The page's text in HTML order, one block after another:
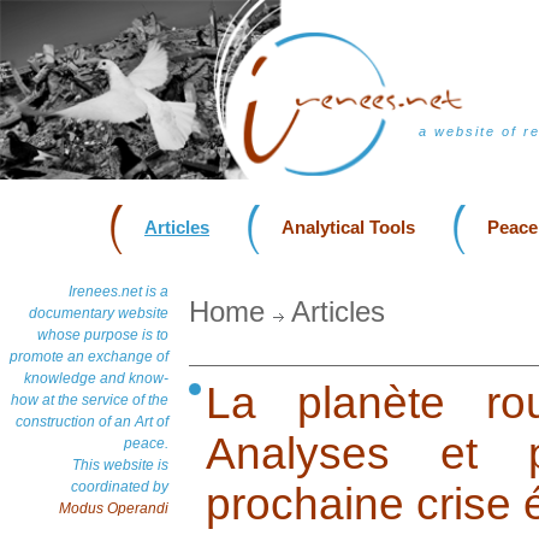
a website of
Articles Analytical Tools
Irenees.net is a
documentary website
whose purpose is to
promote an exchange of
knowledge and know-
how at the service of the
construction of an Art of
peace.
This website is
coordinated by
Modus Operandi
Home Articles
La planète
Analyses et
prochaine crise